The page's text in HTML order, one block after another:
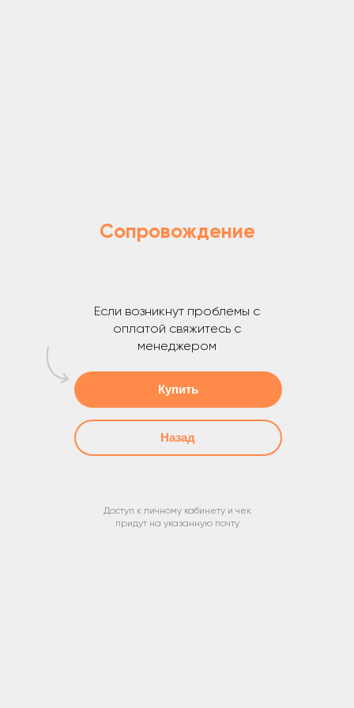
Сопровождение
Если возникнут проблемы с
оплатой свяжитесь с
менеджером
Доступ к личному кабинету и чек
придут на указанную почту
Купить
Назад